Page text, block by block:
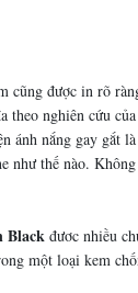
cũng được in rõ
theo nghiên cứu
ánh nắng gay gắt
như thế nào.
Black đươc nhiều
một loại kem